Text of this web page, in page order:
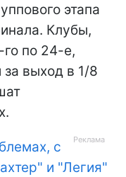
этапа
Клубы,
по 24-е,
выход в 1/8
с
и "Легия"